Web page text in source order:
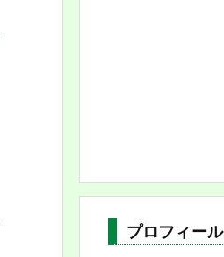
プロフィール